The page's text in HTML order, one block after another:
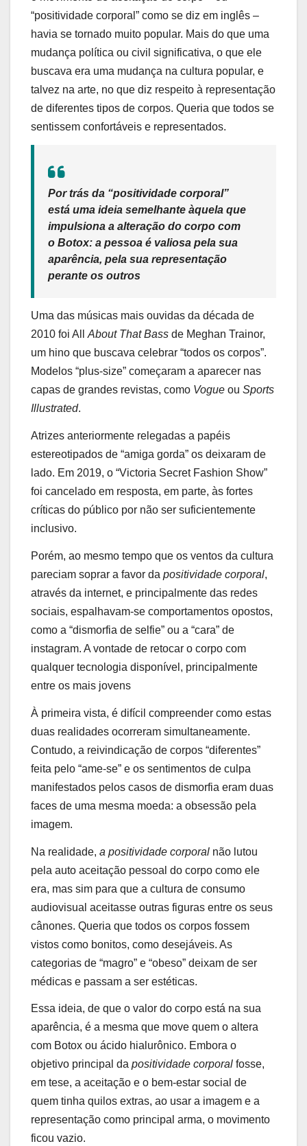
“positividade corporal” como se diz em inglês –
havia se tornado muito popular. Mais do que uma
mudança política ou civil significativa, o que ele
buscava era uma mudança na cultura popular, e
talvez na arte, no que diz respeito à representação
de diferentes tipos de corpos. Queria que todos se
sentissem confortáveis ​​e representados.
Por trás da “positividade corporal”
está uma ideia semelhante àquela que
impulsiona a alteração do corpo com
o Botox: a pessoa é valiosa pela sua
aparência, pela sua representação
perante os outros
Uma das músicas mais ouvidas da década de
2010 foi All About That Bass de Meghan Trainor,
um hino que buscava celebrar “todos os corpos”.
Modelos “plus-size” começaram a aparecer nas
capas de grandes revistas, como Vogue ou Sports
Illustrated.
Atrizes anteriormente relegadas a papéis
estereotipados de “amiga gorda” os deixaram de
lado. Em 2019, o “Victoria Secret Fashion Show”
foi cancelado em resposta, em parte, às fortes
críticas do público por não ser suficientemente
inclusivo.
Porém, ao mesmo tempo que os ventos da cultura
pareciam soprar a favor da positividade corporal,
através da internet, e principalmente das redes
sociais, espalhavam-se comportamentos opostos,
como a “dismorfia de selfie” ou a “cara” de
instagram. A vontade de retocar o corpo com
qualquer tecnologia disponível, principalmente
entre os mais jovens
À primeira vista, é difícil compreender como estas
duas realidades ocorreram simultaneamente.
Contudo, a reivindicação de corpos “diferentes”
feita pelo “ame-se” e os sentimentos de culpa
manifestados pelos casos de dismorfia eram duas
faces de uma mesma moeda: a obsessão pela
imagem.
Na realidade, a positividade corporal não lutou
pela auto aceitação pessoal do corpo como ele
era, mas sim para que a cultura de consumo
audiovisual aceitasse outras figuras entre os seus
cânones. Queria que todos os corpos fossem
vistos como bonitos, como desejáveis. As
categorias de “magro” e “obeso” deixam de ser
médicas e passam a ser estéticas.
Essa ideia, de que o valor do corpo está na sua
aparência, é a mesma que move quem o altera
com Botox ou ácido hialurônico. Embora o
objetivo principal da positividade corporal fosse,
em tese, a aceitação e o bem-estar social de
quem tinha quilos extras, ao usar a imagem e a
representação como principal arma, o movimento
ficou vazio.